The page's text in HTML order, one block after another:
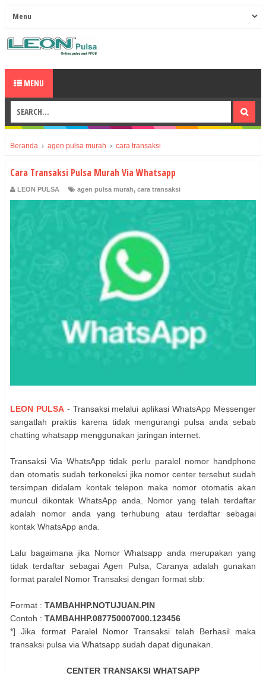
MENU
Beranda › agen pulsa murah › cara transaksi
Cara Transaksi Pulsa Murah Via Whatsapp
LEON PULSA agen pulsa murah, cara transaksi
LEON PULSA- Transaksi melalui aplikasi WhatsApp Messenger
sangatlah praktis karena tidak mengurangi pulsa anda sebab
chatting whatsapp menggunakan jaringan internet.
Transaksi Via WhatsApp tidak perlu paralel nomor handphone
dan otomatis sudah terkoneksi jika nomor center tersebut sudah
tersimpan didalam kontak telepon maka nomor otomatis akan
muncul dikontak WhatsApp anda. Nomor yang telah terdaftar
adalah nomor anda yang terhubung atau terdaftar sebagai
kontak WhatsApp anda.
Lalu bagaimana jika Nomor Whatsapp anda merupakan yang
tidak terdaftar sebagai Agen Pulsa, Caranya adalah gunakan
format paralel Nomor Transaksi dengan format sbb:
Format : TAMBAHHP.NOTUJUAN.PIN
Contoh : TAMBAHHP.087750007000.123456
*] Jika format Paralel Nomor Transaksi telah Berhasil maka
transaksi pulsa via Whatsapp sudah dapat digunakan.
CENTER TRANSAKSI WHATSAPP